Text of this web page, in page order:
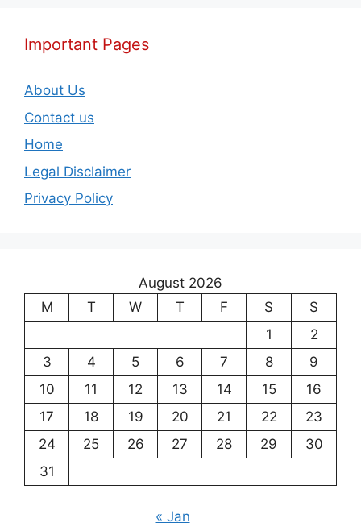
Important Pages
About Us
Contact us
Home
Legal Disclaimer
Privacy Policy
August 2026
M
T W T F S
S
1
2
3
4 5 6 7 8
9
10
11 12 13 14 15
16
17
18 19 20 21 22
23
24
25 26 27 28 29
30
31
« Jan